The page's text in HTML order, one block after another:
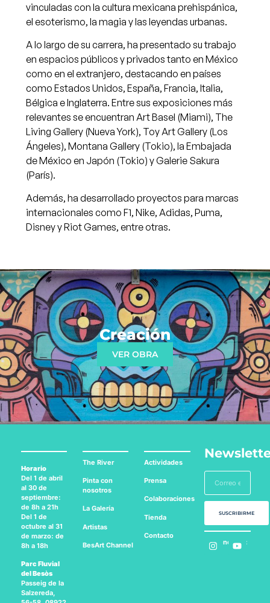
vinculadas con la cultura mexicana prehispánica,
el esoterismo, la magia y las leyendas urbanas.
A lo largo de su carrera, ha presentado su trabajo
en espacios públicos y privados tanto en México
como en el extranjero, destacando en países
como Estados Unidos, España, Francia, Italia,
Bélgica e Inglaterra. Entre sus exposiciones más
relevantes se encuentran Art Basel (Miami), The
Living Gallery (Nueva York), Toy Art Gallery (Los
Ángeles), Montana Gallery (Tokio), la Embajada
de México en Japón (Tokio) y Galerie Sakura
(París).
Además, ha desarrollado proyectos para marcas
internacionales como F1, Nike, Adidas, Puma,
Disney y Riot Games, entre otras.
Creación
VER OBRA
Horario
Del 1 de abril
al 30 de
septiembre:
de 8h a 21h
Del 1 de
octubre al 31
de marzo: de
8h a 18h
Parc Fluvial
del Besòs
Passeig de la
Salzereda,
The River
Pinta con
nosotros
La Galería
Artistas
BesArt Channel
Actividades
Prensa
Colaboraciones
Tienda
Contacto
SUSCRIBIRME
Síguenos en: